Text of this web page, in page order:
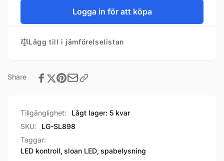
Logga in för att köpa
Lägg till i jämförelselistan
Share
Tillgänglighet:
Lågt lager: 5 kvar
SKU:
LG-SL898
Taggar:
LED kontroll, sloan LED, spabelysning